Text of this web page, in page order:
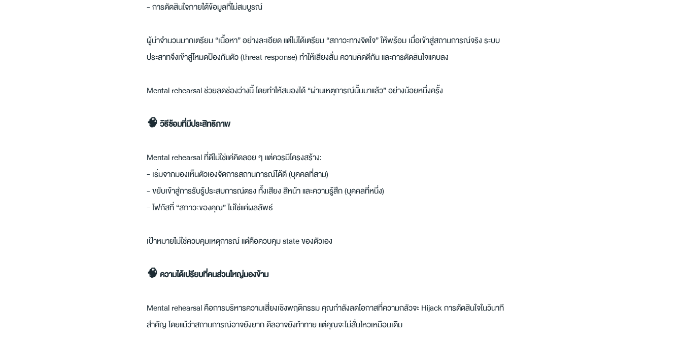
- การตัดสินใจภายใต้ข้อมูลที่ไม่สมบูรณ์
ผู้นำจำนวนมากเตรียม “เนื้อหา” อย่างละเอียด แต่ไม่ได้เตรียม “สภาวะทางจิตใจ” ให้พร้อม เมื่อเข้าสู่สถานการณ์จริง ระบบ
ประสาทจึงเข้าสู่โหมดป้องกันตัว (threat response) ทำให้เสียงสั่น ความคิดตีกัน และการตัดสินใจแคบลง
Mental rehearsal ช่วยลดช่องว่างนี้ โดยทำให้สมองได้ “ผ่านเหตุการณ์นั้นมาแล้ว” อย่างน้อยหนึ่งครั้ง
🧠 วิธีซ้อมที่มีประสิทธิภาพ
Mental rehearsal ที่ดีไม่ใช่แค่คิดลอย ๆ แต่ควรมีโครงสร้าง:
- เริ่มจากมองเห็นตัวเองจัดการสถานการณ์ได้ดี (บุคคลที่สาม)
- ขยับเข้าสู่การรับรู้ประสบการณ์ตรง ทั้งเสียง สีหน้า และความรู้สึก (บุคคลที่หนึ่ง)
- โฟกัสที่ “สภาวะของคุณ” ไม่ใช่แค่ผลลัพธ์
เป้าหมายไม่ใช่ควบคุมเหตุการณ์ แต่คือควบคุม state ของตัวเอง
🧠 ความได้เปรียบที่คนส่วนใหญ่มองข้าม
Mental rehearsal คือการบริหารความเสี่ยงเชิงพฤติกรรม คุณกำลังลดโอกาสที่ความกลัวจะ Hijack การตัดสินใจในวินาที
สำคัญ โดยแม้ว่าสถานการณ์อาจยังยาก ดีลอาจยังท้าทาย แต่คุณจะไม่สั่นไหวเหมือนเดิม